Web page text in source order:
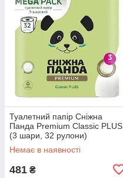
Туалетний папір Сніжна
Панда Premium Classic PLUS
(3 шари, 32 рулони)
Немає в наявності
481 ₴